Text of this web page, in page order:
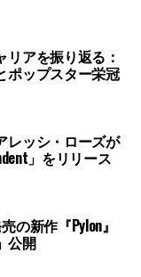
アを振り返る：
ポップスター栄冠
レッシ・ローズが
」をリリース
の新作『Pylon』
公開